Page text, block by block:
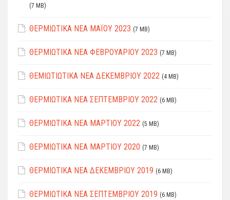
(7 MB)
ΘΕΡΜΙΩΤΙΚΑ ΝΕΑ ΜΑΪΟΥ 2023 (7 MB)
ΘΕΡΜΙΩΤΙΚΑ ΝΕΑ ΦΕΒΡΟΥΑΡΙΟΥ 2023 (7 MB)
ΘΕΜΙΩΤΙΩΤΙΚΑ ΝΕΑ ΔΕΚΕΜΒΡΙΟΥ 2022 (4 MB)
ΘΕΡΜΙΩΤΙΚΑ ΝΕΑ ΣΕΠΤΕΜΒΡΙΟΥ 2022 (6 MB)
ΘΕΡΜΙΩΤΙΚΑ ΝΕΑ ΜΑΡΤΙΟΥ 2022 (5 MB)
ΘΕΡΜΙΩΤΙΚΑ ΝΕΑ ΜΑΡΤΙΟΥ 2020 (7 MB)
ΘΕΡΜΙΩΤΙΚΑ ΝΕΑ ΔΕΚΕΜΒΡΙΟΥ 2019 (6 MB)
ΘΕΡΜΙΩΤΙΚΑ ΝΕΑ ΣΕΠΤΕΜΒΡΙΟΥ 2019 (6 MB)